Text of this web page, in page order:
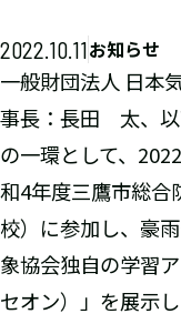
2022.10.11お知らせ
一般財団法人 日本
事長：長田 太、以
の一環として、
和4年度三鷹市総合
校）に参加し、豪
象協会独自の学習
セオン）」を展示し